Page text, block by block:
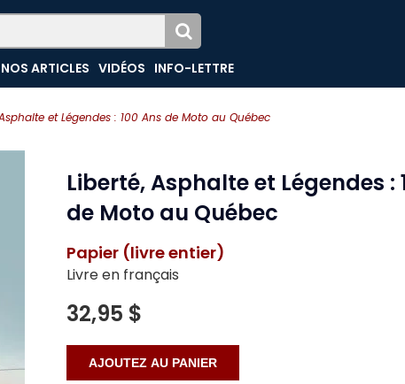
et Légendes : 100 Ans de Moto au Québec
NOS ARTICLES VIDÉOS INFO-LETTRE
Liberté, Asphalte et Légendes :
de Moto au Québec
Papier (livre entier)
Livre en français
32,95 $